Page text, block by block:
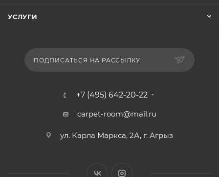
УСЛУГИ
ПОДПИСАТЬСЯ НА РАССЫЛКУ
+7 (495) 642-20-22
carpet-room@mail.ru
ул. Карла Маркса, 2А, г. Агрыз